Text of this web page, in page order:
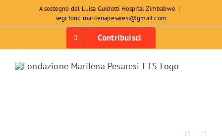
A sostegno del Luisa Guidotti Hospital Zimbabwe |
segr.fond.marilenapesaresi@gmail.com
Contribuisci